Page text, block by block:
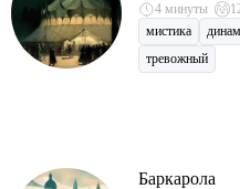
4 минуты
мистика
тревожный
Баркарола